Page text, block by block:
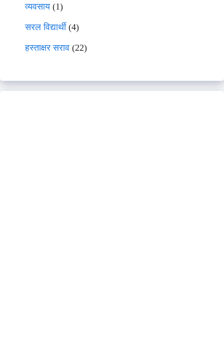
व्यवसाय(1)
सरल विद्यार्थी(4)
हस्ताक्षर सराव (22)